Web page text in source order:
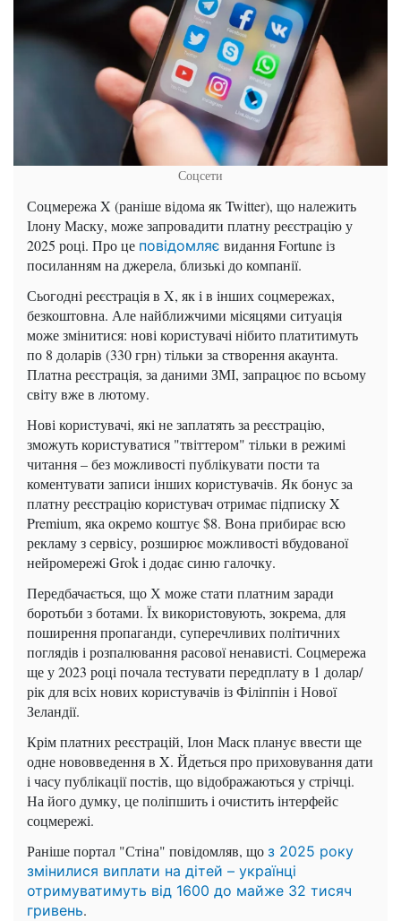
Соцсети
Соцмережа X (раніше відома як Twitter), що належить
Ілону Маску, може запровадити платну реєстрацію у
2025 році. Про це повідомляє видання Fortune із
посиланням на джерела, близькі до компанії.
Сьогодні реєстрація в X, як і в інших соцмережах,
безкоштовна. Але найближчими місяцями ситуація
може змінитися: нові користувачі нібито платитимуть
по 8 доларів (330 грн) тільки за створення акаунта.
Платна реєстрація, за даними ЗМІ, запрацює по всьому
світу вже в лютому.
Нові користувачі, які не заплатять за реєстрацію,
зможуть користуватися "твіттером" тільки в режимі
читання – без можливості публікувати пости та
коментувати записи інших користувачів. Як бонус за
платну реєстрацію користувач отримає підписку X
Premium, яка окремо коштує $8. Вона прибирає всю
рекламу з сервісу, розширює можливості вбудованої
нейромережі Grok і додає синю галочку.
Передбачається, що Х може стати платним заради
боротьби з ботами. Їх використовують, зокрема, для
поширення пропаганди, суперечливих політичних
поглядів і розпалювання расової ненависті. Соцмережа
ще у 2023 році почала тестувати передплату в 1 долар/
рік для всіх нових користувачів із Філіппін і Нової
Зеландії.
Крім платних реєстрацій, Ілон Маск планує ввести ще
одне нововведення в X. Йдеться про приховування дати
і часу публікації постів, що відображаються у стрічці.
На його думку, це поліпшить і очистить інтерфейс
соцмережі.
Раніше портал "Стіна" повідомляв, що з 2025 року
змінилися виплати на дітей – українці
отримуватимуть від 1600 до майже 32 тисяч
гривень.